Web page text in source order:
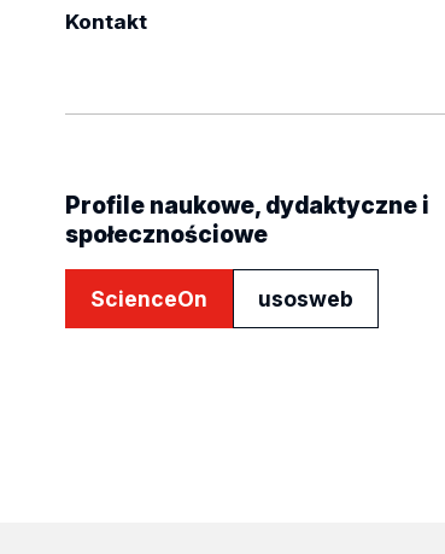
Kontakt
Profile naukowe, dydaktyczne i
społecznościowe
ScienceOn usosweb